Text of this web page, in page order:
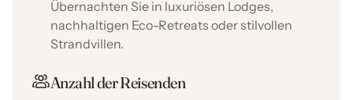
Übernachten Sie in luxuriösen Lodges,
nachhaltigen Eco-Retreats oder stilvollen
Strandvillen.
Anzahl der Reisenden